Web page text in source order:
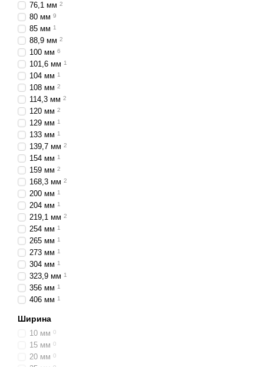
76,1 мм 2
80 мм 9
85 мм 1
88,9 мм 2
100 мм 6
101,6 мм 1
104 мм 1
108 мм 2
114,3 мм 2
120 мм 2
129 мм 1
133 мм 1
139,7 мм 2
154 мм 1
159 мм 2
168,3 мм 2
200 мм 1
204 мм 1
219,1 мм 2
254 мм 1
265 мм 1
273 мм 1
304 мм 1
323,9 мм 1
356 мм 1
406 мм 1
Ширина
10 мм 0
15 мм 0
20 мм 0